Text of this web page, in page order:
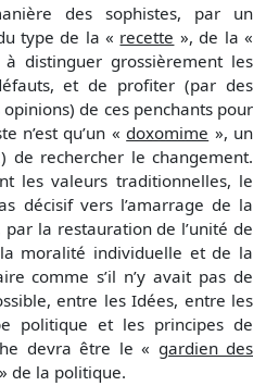
des sophistes, par un
type de la « recette », de la «
distinguer grossièrement les
et de profiter (par des
de ces penchants pour
n’est qu’un «doxomime », un
de rechercher le changement.
les valeurs traditionnelles, le
décisif vers l’amarrage de la
la restauration de l’unité de
moralité individuelle et de la
comme s’il n’y avait pas de
entre les Idées, entre les
politique et les principes de
devra être le « gardien des
» de la politique.